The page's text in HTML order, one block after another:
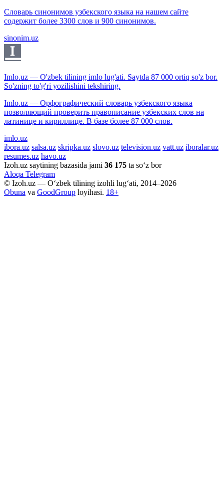
Словарь синонимов узбекского языка на нашем сайте
содержит более 3300 слов и 900 синонимов.
sinonim.uz
Imlo.uz — O'zbek tilining imlo lug'ati. Saytda 87 000 ortiq so'z bor.
So'zning to'g'ri yozilishini tekshiring.
Imlo.uz — Орфографический словарь узбекского языка
позволяющий проверить правописание узбекских слов на
латинице и кириллице. В базе более 87 000 слов.
imlo.uz
ibora.uz salsa.uz skripka.uz slovo.uz television.uz vatt.uz iboralar.uz
resumes.uz havo.uz
Izoh.uz saytining bazasida jami 36 175 ta so‘z bor
Aloqa Telegram
© Izoh.uz — O‘zbek tilining izohli lug‘ati, 2014–2026
Obuna va GoodGroup loyihasi. 18+